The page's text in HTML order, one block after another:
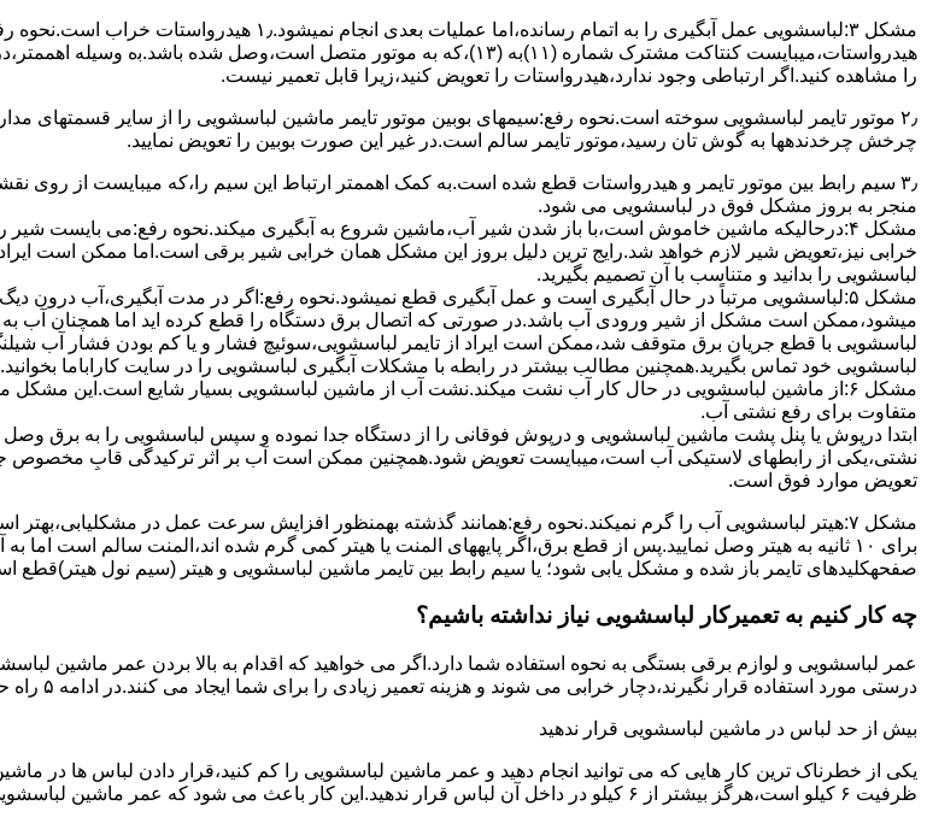
مشکل ۳:لباسشویی ﻋﻤﻞ آﺑﮕﯿﺮی را ﺑﻪ اﺗﻤﺎم رﺳﺎﻧﺪه،اﻣﺎ
ﻫﯿﺪرواﺳﺘﺎت،میبایست ﮐﻨﺘﺎﮐﺖ ﻣﺸﺘﺮک شماره (۱۱)به (۱۳)،ﮐﻪ ﺑﻪ ﻣﻮﺗﻮر ﻣﺘﺼﻞ اﺳﺖ،وﺻﻞ
را ﻣﺸﺎﻫﺪه کنید.اﮔﺮ ارﺗﺒﺎطی وجود ندارد،ﻫﯿﺪرواﺳﺘﺎت را ﺗﻌﻮﯾﺾ ﮐﻨﯿﺪ،زﯾﺮا قابل ﺗﻌﻤﯿﺮ نیست.
ﭼﺮﺧﺶ چرخدندهها به گوش تان رﺳﯿﺪ،ﻣﻮﺗﻮر ﺗﺎﯾﻤﺮ ﺳﺎﻟﻢ اﺳﺖ.در ﻏﯿﺮ اﯾﻦ ﺻﻮرت ﺑﻮﺑﯿﻦ را ﺗﻌﻮﯾﺾ ﻧﻤﺎﯾﯿﺪ.
۳٫ ﺳﯿﻢ راﺑﻂ ﺑﯿﻦ ﻣﻮﺗﻮر ﺗﺎﯾﻤﺮ و ﻫﯿﺪرواﺳﺘﺎت ﻗﻄﻊ ﺷﺪه اﺳﺖ.به کمک اهممتر ارﺗﺒﺎط اﯾﻦ ﺳﯿﻢ را،ﮐﻪ میبایست از روی
ﻣﻨﺠﺮ ﺑﻪ ﺑﺮوز مشکل ﻓﻮق در لباسشویی می شود.
مشکل ۴:درحالیکه ﻣﺎﺷﯿﻦ ﺧﺎﻣﻮش اﺳﺖ،ﺑﺎ ﺑﺎز ﺷﺪن ﺷﯿﺮ آب،ﻣﺎﺷﯿﻦ ﺷﺮوع ﺑﻪ آﺑﮕﯿﺮی میکند.نحوه رﻓﻊ:می بایست
خرابی نیز،تعویض شیر لازم خواهد شد.رایج ترین دلیل بروز این مشکل همان خرابی شیر برقی است.اما ممکن است
لباسشویی را بدانید و متناسب با آن تصمیم بگیرید.
مشکل ۵:لباسشویی مرتباً در ﺣﺎل آﺑﮕﯿﺮی اﺳﺖ و ﻋﻤﻞ آﺑﮕﯿﺮی ﻗﻄﻊ نمیشود.نحوه رﻓﻊ:اﮔﺮ در ﻣﺪت آﺑﮕﯿﺮی،آب درون
میشود،ممکن است مشکل از شیر ورودی آب باشد.در صورتی که اتصال برق دستگاه را قطع کرده اید اما همچنان آب به
لباسشویی با قطع جریان برق متوقف شد،ممکن است ایراد از تایمر لباسشویی،سوئیچ فشار و یا کم بودن فشار آب
لباسشویی خود تماس بگیرید.همچنین مطالب بیشتر در رابطه با مشکلات آبگیری لباسشویی را در سایت کاراباما بخوانید.
مشکل ۶:از ﻣﺎﺷﯿﻦ لباسشویی در ﺣﺎل ﮐﺎر آب ﻧﺸﺖ میکند.نشت آب از ماشین لباسشویی بسیار شایع است.این مشکل
متفاوت برای رفع نشتی آب.
ابتدا درپوش یا پنل ﭘﺸﺖ ﻣﺎﺷﯿﻦ لباسشویی و درپوش ﻓﻮﻗﺎﻧﯽ را از دستگاه ﺟﺪا ﻧﻤﻮده و ﺳﭙﺲ لباسشویی را ﺑﻪ ﺑﺮق
نشتی،ﯾﮑﯽ از رابطهای ﻻﺳﺘﯿﮑﯽ آب اﺳﺖ،میبایست ﺗﻌﻮﯾﺾ شود.همچنین ﻣﻤﮑﻦ اﺳﺖ آب بر اثر ﺗﺮﮐﯿﺪﮔﯽ قابِ ﻣﺨﺼﻮص
ﺗﻌﻮﯾﺾ ﻣﻮارد ﻓﻮق اﺳﺖ.
برای ۱۰ ﺛﺎﻧﯿﻪ ﺑﻪ ﻫﯿﺘﺮ وصل نمایید.ﭘﺲ از ﻗﻄﻊ ﺑﺮق،اﮔﺮ پایههای اﻟﻤﻨﺖ یا هیتر کمی ﮔﺮم ﺷﺪه اند،اﻟﻤﻨﺖ ﺳﺎﻟﻢ است
صفحهکلیدهای ﺗﺎﯾﻤﺮ باز شده و مشکل یابی شود؛ ﯾﺎ ﺳﯿﻢ راﺑﻂ ﺑﯿﻦ ﺗﺎﯾﻤﺮ ماشین لباسشویی و ﻫﯿﺘﺮ (سیم ﻧﻮل ﻫﯿﺘﺮ)ﻗﻄﻊ
چه کار کنیم به تعمیرکار لباسشویی نیاز نداشته باشیم؟
عمر لباسشویی و لوازم برقی بستگی به نحوه استفاده شما دارد.اگر می خواهید که اقدام به بالا بردن عمر ماشین
درستی مورد استفاده قرار نگیرند،دچار خرابی می شوند و هزینه تعمیر زیادی را برای شما ایجاد می کنند.در ادامه ۵ راه حل برای بالا بردن عمر ماشین لباسشویی را ذکر می کنیم.
بیش از حد لباس در ماشین لباسشویی قرار ندهید
یکی از خطرناک ترین کار هایی که می توانید انجام دهید و عمر ماشین لباسشویی را کم کنید،قرار دادن لباس ها
ظرفیت ۶ کیلو است،هرگز بیشتر از ۶ کیلو در داخل آن لباس قرار ندهید.این کار باعث می شود که عمر ماشین لباسشویی شما به شدت افزایش پیدا کند.